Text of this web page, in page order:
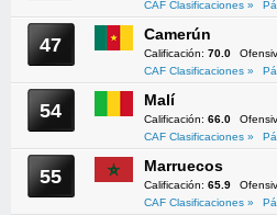
CAF Clasificaciones »
47 Camerún
Calificación: 70.0
CAF Clasificaciones »
54 Malí
Calificación: 66.0
CAF Clasificaciones »
55 Marruecos
Calificación: 65.9
CAF Clasificaciones »